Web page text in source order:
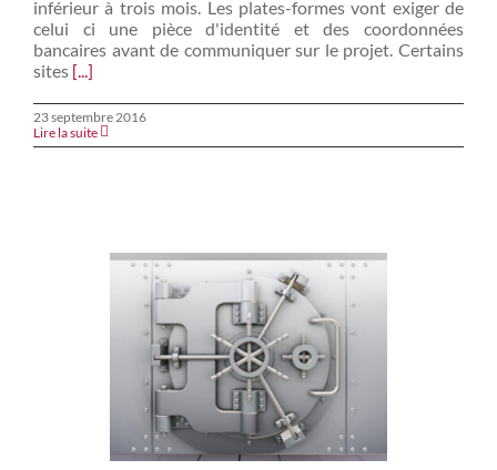
inférieur à trois mois. Les plates-formes vont exiger de
celui ci une pièce d'identité et des coordonnées
bancaires avant de communiquer sur le projet. Certains
sites [...]
23 septembre 2016
Lire la suite
Le secret
d‘affaires et la
protection du
savoir faire